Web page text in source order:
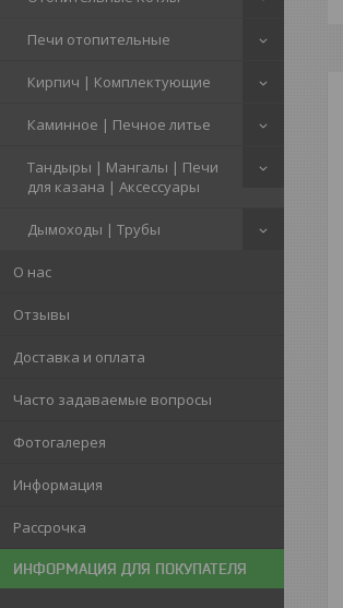
Печи отопительные
Кирпич | Комплектующие
Каминное | Печное литье
Тандыры | Мангалы | Печи
для казана | Аксессуары
Дымоходы | Трубы
О нас
Отзывы
Доставка и оплата
Часто задаваемые вопросы
Фотогалерея
Информация
Рассрочка
ИНФОРМАЦИЯ ДЛЯ ПОКУПАТЕЛЯ